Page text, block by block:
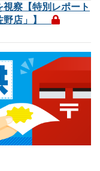
察【特別レポート
野店」】